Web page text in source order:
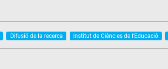
Difusió de la recerca Institut de Ciències de l'Educació